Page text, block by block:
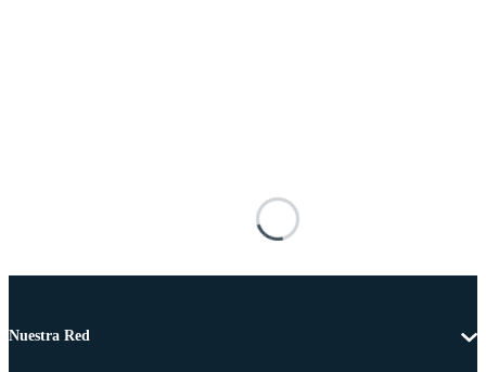
Nuestra Red